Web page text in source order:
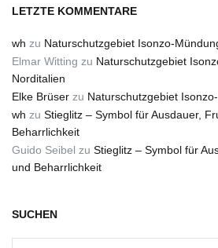
LETZTE KOMMENTARE
wh zu Naturschutzgebiet Isonzo-
Elmar Witting zu Naturschutzgebiet
Norditalien
Elke Brüser zu Naturschutzgebiet
wh zu Stieglitz – Symbol für Ausdauer,
Beharrlichkeit
Guido Seibel zu Stieglitz – Symbol für
und Beharrlichkeit
SUCHEN